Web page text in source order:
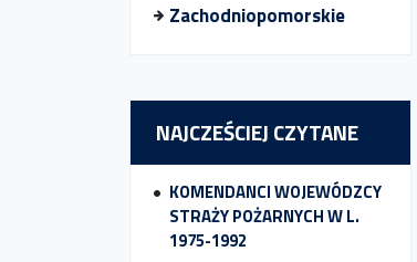
Zachodniopomorskie
NAJCZEŚCIEJ CZYTANE
KOMENDANCI WOJEWÓDZCY
STRAŻY POŻARNYCH W L.
1975-1992